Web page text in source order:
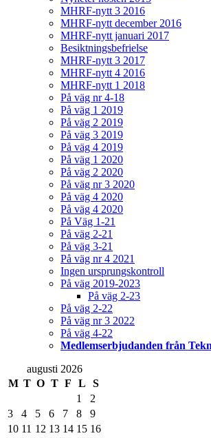
MHRF-nytt 3 2016
MHRF-nytt december 2016
MHRF-nytt januari 2017
Besiktningsbefrielse
MHRF-nytt 3 2017
MHRF-nytt 4 2016
MHRF-nytt 1 2018
På väg nr 4-18
På väg 1 2019
På väg 2 2019
På väg 3 2019
På väg 4 2019
På väg 1 2020
På väg 2 2020
På väg nr 3 2020
På väg 4 2020
På väg 4 2020
På Väg 1-21
På väg 2-21
På väg 3-21
På väg nr 4 2021
Ingen ursprungskontroll
På väg 2019-2023
På väg 2-23
På väg 2-22
På väg nr 3 2022
På väg 4-22
Medlemserbjudanden från
augusti 2026
M T O T F L
S
1
2
3
4 5 6 7 8
9
10 11 12 13 14 15 16